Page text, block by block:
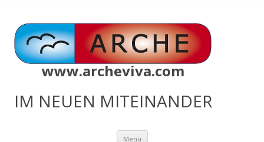
www.archeviva.com
IM NEUEN MITEINANDER
Menü Zum